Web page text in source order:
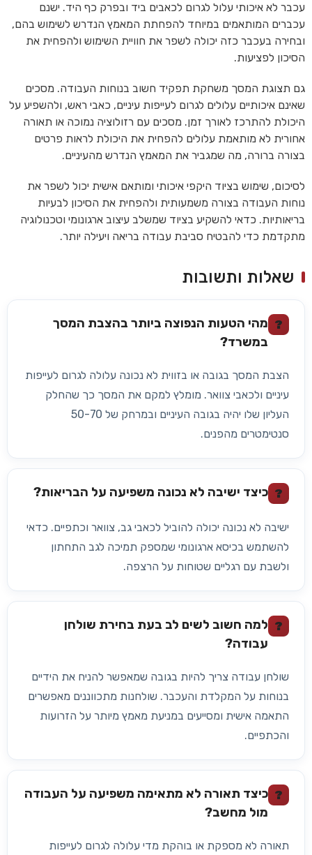
עכבר לא איכותי עלול לגרום לכאבים ביד ובפרק כף היד. ישנם
עכברים המותאמים במיוחד להפחתת המאמץ הנדרש לשימוש בהם,
ובחירה בעכבר כזה יכולה לשפר את חוויית השימוש ולהפחית את
הסיכון לפציעות.
גם תצוגת המסך משחקת תפקיד חשוב בנוחות העבודה. מסכים
שאינם איכותיים עלולים לגרום לעייפות עיניים, כאבי ראש, ולהשפיע על
היכולת להתרכז לאורך זמן. מסכים עם רזולוציה נמוכה או תאורה
אחורית לא מותאמת עלולים להפחית את היכולת לראות פרטים
בצורה ברורה, מה שמגביר את המאמץ הנדרש מהעיניים.
לסיכום, שימוש בציוד היקפי איכותי ומותאם אישית יכול לשפר את
נוחות העבודה בצורה משמעותית ולהפחית את הסיכון לבעיות
בריאותיות. כדאי להשקיע בציוד שמשלב עיצוב ארגונומי וטכנולוגיה
מתקדמת כדי להבטיח סביבת עבודה בריאה ויעילה יותר.
שאלות ותשובות
? מהי הטעות הנפוצה ביותר בהצבת המסך
במשרד?
הצבת המסך בגובה או בזווית לא נכונה עלולה לגרום לעייפות
עיניים ולכאבי צוואר. מומלץ למקם את המסך כך שהחלק
העליון שלו יהיה בגובה העיניים ובמרחק של 50-70
סנטימטרים מהפנים.
? כיצד ישיבה לא נכונה משפיעה על הבריאות?
ישיבה לא נכונה יכולה להוביל לכאבי גב, צוואר וכתפיים. כדאי
להשתמש בכיסא ארגונומי שמספק תמיכה לגב התחתון
ולשבת עם רגליים שטוחות על הרצפה.
? למה חשוב לשים לב בעת בחירת שולחן
עבודה?
שולחן עבודה צריך להיות בגובה שמאפשר להניח את הידיים
בנוחות על המקלדת והעכבר. שולחנות מתכווננים מאפשרים
התאמה אישית ומסייעים במניעת מאמץ מיותר על הזרועות
והכתפיים.
? כיצד תאורה לא מתאימה משפיעה על העבודה
מול מחשב?
תאורה לא מספקת או בוהקת מדי עלולה לגרום לעייפות